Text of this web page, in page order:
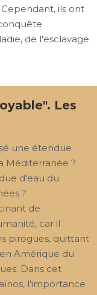
Cependant, ils ont
de l'esclavage
Les
une étendue
Méditerranée ?
d'eau du
?
de
car il
pirogues, quittant
Amérique du
Dans cet
l'importance